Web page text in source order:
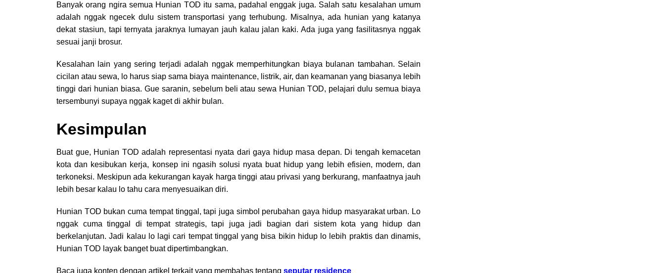
Banyak orang ngira semua Hunian TOD itu sama, padahal enggak juga. Salah satu kesalahan umum
adalah nggak ngecek dulu sistem transportasi yang terhubung. Misalnya, ada hunian yang katanya
dekat stasiun, tapi ternyata jaraknya lumayan jauh kalau jalan kaki. Ada juga yang fasilitasnya nggak
sesuai janji brosur.
Kesalahan lain yang sering terjadi adalah nggak memperhitungkan biaya bulanan tambahan. Selain
cicilan atau sewa, lo harus siap sama biaya maintenance, listrik, air, dan keamanan yang biasanya lebih
tinggi dari hunian biasa. Gue saranin, sebelum beli atau sewa Hunian TOD, pelajari dulu semua biaya
tersembunyi supaya nggak kaget di akhir bulan.
Kesimpulan
Buat gue, Hunian TOD adalah representasi nyata dari gaya hidup masa depan. Di tengah kemacetan
kota dan kesibukan kerja, konsep ini ngasih solusi nyata buat hidup yang lebih efisien, modern, dan
terkoneksi. Meskipun ada kekurangan kayak harga tinggi atau privasi yang berkurang, manfaatnya jauh
lebih besar kalau lo tahu cara menyesuaikan diri.
Hunian TOD bukan cuma tempat tinggal, tapi juga simbol perubahan gaya hidup masyarakat urban. Lo
nggak cuma tinggal di tempat strategis, tapi juga jadi bagian dari sistem kota yang hidup dan
berkelanjutan. Jadi kalau lo lagi cari tempat tinggal yang bisa bikin hidup lo lebih praktis dan dinamis,
Hunian TOD layak banget buat dipertimbangkan.
Baca juga konten dengan artikel terkait yang membahas tentang seputar residence